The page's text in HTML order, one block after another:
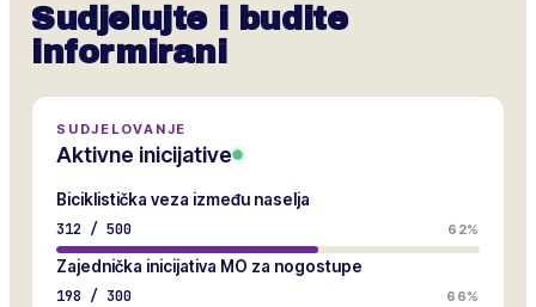
Sudjelujte i budite
informirani
SUDJELOVANJE
Aktivne inicijative
Biciklistička veza između naselja
312 / 500 62%
Zajednička inicijativa MO za nogostupe
198 / 300 66%